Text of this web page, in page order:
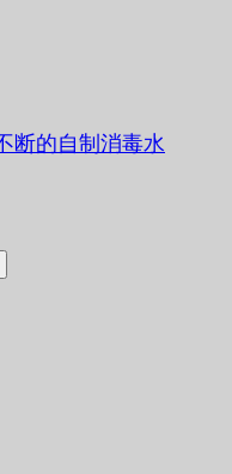
断的自制消毒水